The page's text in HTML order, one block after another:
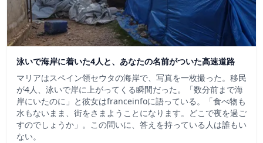
泳いで海岸に着いた4人と、あなたの名前がついた高速道路
マリアはスペイン領セウタの海岸で、写真を一枚撮った。移民
が4人、泳いで岸に上がってくる瞬間だった。「数分前まで海
岸にいたのに」と彼女はfranceinfoに語っている。「食べ物も
水もないまま、街をさまようことになります。どこで夜を過ご
すのでしょうか」。この問いに、答えを持っている人は誰もい
ない。